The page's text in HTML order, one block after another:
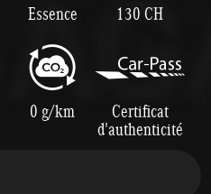
Essence 130 CH
0 g/km Certificat
d'authenticité